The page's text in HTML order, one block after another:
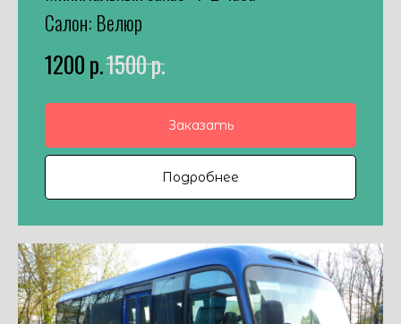
Салон: Велюр
1200р.1500р.
Заказать
Подробнее